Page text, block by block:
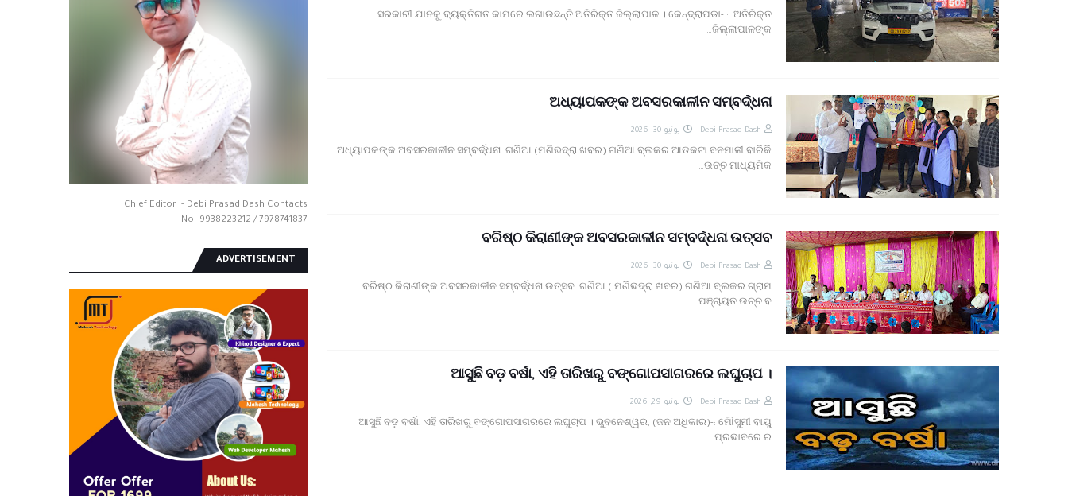
ସରକାରୀ ଯାନକୁ ବ୍ୟକ୍ତିଗତ କାମରେ ଲଗାଉଛନ୍ତି ଅତିରିକ୍ତ ଜିଲ୍ଲାପାଳ । କେନ୍ଦ୍ରାପଡା- : ଅତିରିକ୍ତ
ଜିଲ୍ଲାପାଳଙ୍କ…
ଅଧ୍ୟାପକଙ୍କ ଅବସରକାଳୀନ ସମ୍ବର୍ଦ୍ଧନା
Debi Prasad Dash يونيو 30, 2026
ଅଧ୍ୟାପକଙ୍କ ଅବସରକାଳୀନ ସମ୍ବର୍ଦ୍ଧନା ଗଣିଆ (ମଣିଭଦ୍ରା ଖବର) ଗଣିଆ ବ୍ଲକର ଆଡକଟା ବନମାଳୀ ବାରିକି
ଉଚ୍ଚ ମାଧ୍ୟମିକ…
ବରିଷ୍ଠ କିରାଣୀଙ୍କ ଅବସରକାଳୀନ ସମ୍ବର୍ଦ୍ଧନା ଉତ୍ସବ
Debi Prasad Dash يونيو 30, 2026
ବରିଷ୍ଠ କିରାଣୀଙ୍କ ଅବସରକାଳୀନ ସମ୍ବର୍ଦ୍ଧନା ଉତ୍ସବ ଗଣିଆ ( ମଣିଭଦ୍ରା ଖବର) ଗଣିଆ ବ୍ଲକର ଗ୍ରାମ
ପଞ୍ଚାୟତ ଉଚ୍ଚ ବ…
ଆସୁଛି ବଡ଼ ବର୍ଷା, ଏହି ତାରିଖରୁ ବଙ୍ଗୋପସାଗରରେ ଲଘୁଚାପ ।
Debi Prasad Dash يونيو 29, 2026
ଆସୁଛି ବଡ଼ ବର୍ଷା, ଏହି ତାରିଖରୁ ବଙ୍ଗୋପସାଗରରେ ଲଘୁଚାପ । ଭୁବନେଶ୍ୱର, (ଜନ ଅଧିକାର)-: ମୌସୁମୀ ବାୟୁ
ପ୍ରଭାବରେ ର…
Chief Editor :- Debi Prasad Dash Contacts
No:-9938223212 / 7978741837
ADVERTISEMENT